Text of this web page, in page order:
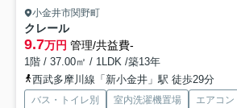
小金井市関野町
クレール
9.7万円 管理/共益費-
1階 / 37.00㎡ / 1LDK /築13年
西武多摩川線「新小金井」駅 徒歩29分
バス・トイレ別 室内洗濯機置場 エアコン